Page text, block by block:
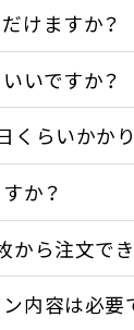
けますか？
いですか？
くらいかか
か？
から注文で
内容は必要